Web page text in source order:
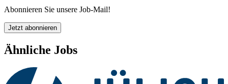
Abonnieren Sie unsere Job-Mail!
Jetzt abonnieren
Ähnliche Jobs